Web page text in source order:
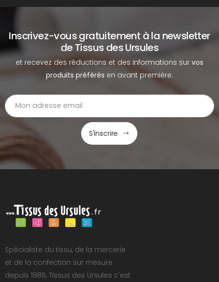
Inscrivez-vous gratuitement à la newsletter
de Tissus des Ursules
et recevez des réductions et des informations sur vos
produits préférés en avant première.
S'inscrire
Spécialiste du tissu, de la mercerie
et de la confection sur mesure
depuis 1986, Tissus des Ursules c'est